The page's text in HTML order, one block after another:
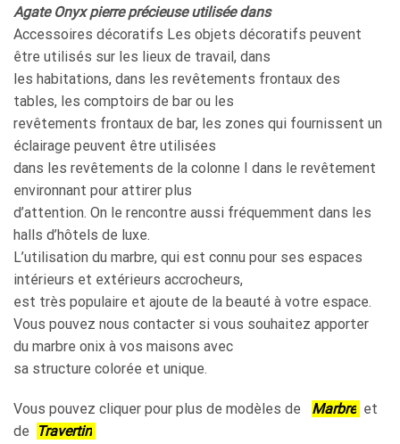
Agate Onyx pierre précieuse utilisée dans
Accessoires décoratifs Les objets décoratifs peuvent
être utilisés sur les lieux de travail, dans
les habitations, dans les revêtements frontaux des
tables, les comptoirs de bar ou les
revêtements frontaux de bar, les zones qui fournissent un
éclairage peuvent être utilisées
dans les revêtements de la colonne I dans le revêtement
environnant pour attirer plus
d’attention. On le rencontre aussi fréquemment dans les
halls d’hôtels de luxe.
L’utilisation du marbre, qui est connu pour ses espaces
intérieurs et extérieurs accrocheurs,
est très populaire et ajoute de la beauté à votre espace.
Vous pouvez nous contacter si vous souhaitez apporter
du marbre onix à vos maisons avec
sa structure colorée et unique.
Vous pouvez cliquer pour plus de modèles de Marbre et
de
Travertin